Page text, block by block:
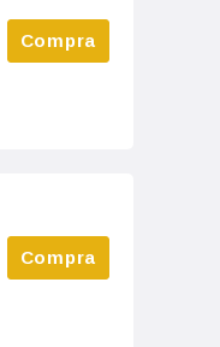
Quantity:
Compra
Quantity:
Compra